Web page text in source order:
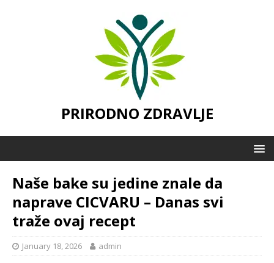
PRIRODNO ZDRAVLJE
Naše bake su jedine znale da
naprave CICVARU – Danas svi
traže ovaj recept
January 18, 2026 admin